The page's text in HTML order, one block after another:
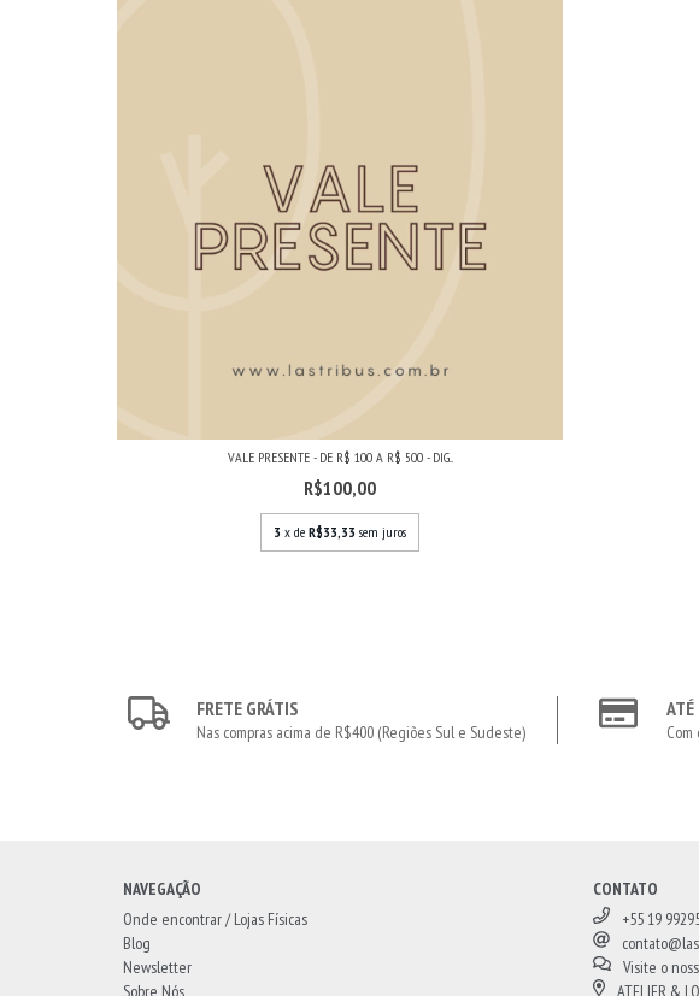
VALE PRESENTE - DE R$ 100 A R$ 500 - DIG...
R$100,00
3 x de R$33,33 sem juros
FRETE GRÁTIS
Nas compras acima de R$400 (Regiões Sul e Sudeste)
ATÉ
NAVEGAÇÃO
Onde encontrar / Lojas Físicas
Blog
Newsletter
Sobre Nós
CONTATO
+55 19
Visite o
ATELIER &